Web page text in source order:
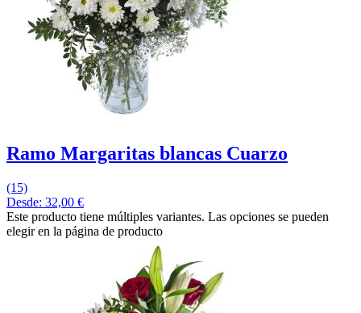
Ramo Margaritas blancas Cuarzo
(15)
Desde: 32,00 €
Este producto tiene múltiples variantes. Las opciones se pueden
elegir en la página de producto